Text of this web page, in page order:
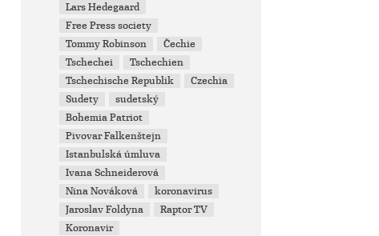
Lars Hedegaard
Free Press society
Tommy Robinson
Čechie
Tschechei
Tschechien
Tschechische Republik
Czechia
Sudety
sudetský
Bohemia Patriot
Pivovar Falkenštejn
Istanbulská úmluva
Ivana Schneiderová
Nina Nováková
koronavirus
Jaroslav Foldyna
Raptor TV
Koronavir